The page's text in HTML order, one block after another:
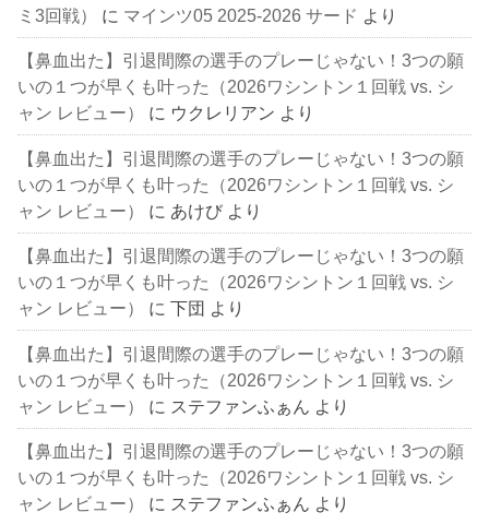
ミ3回戦）
に マインツ05 2025-2026 サード より
【鼻血出た】引退間際の選手のプレーじゃない！3つの願
いの１つが早くも叶った（2026ワシントン１回戦 vs. シ
ャン レビュー）
に ウクレリアン より
【鼻血出た】引退間際の選手のプレーじゃない！3つの願
いの１つが早くも叶った（2026ワシントン１回戦 vs. シ
ャン レビュー）
に あけび より
【鼻血出た】引退間際の選手のプレーじゃない！3つの願
いの１つが早くも叶った（2026ワシントン１回戦 vs. シ
ャン レビュー）
に下団 より
【鼻血出た】引退間際の選手のプレーじゃない！3つの願
いの１つが早くも叶った（2026ワシントン１回戦 vs. シ
ャン レビュー）
に ステファンふぁん より
【鼻血出た】引退間際の選手のプレーじゃない！3つの願
いの１つが早くも叶った（2026ワシントン１回戦 vs. シ
ャン レビュー）
に ステファンふぁん より